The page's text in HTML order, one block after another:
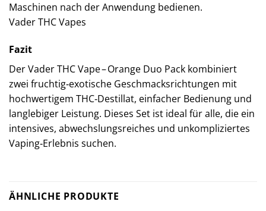
Maschinen nach der Anwendung bedienen.
Vader THC Vapes
Fazit
Der Vader THC Vape – Orange Duo Pack kombiniert
zwei fruchtig‑exotische Geschmacksrichtungen mit
hochwertigem THC‑Destillat, einfacher Bedienung und
langlebiger Leistung. Dieses Set ist ideal für alle, die ein
intensives, abwechslungsreiches und unkompliziertes
Vaping‑Erlebnis suchen.
ÄHNLICHE PRODUKTE